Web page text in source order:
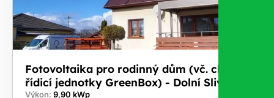
Fotovoltaika pro rodinný dům (vč. chytré
řídicí jednotky GreenBox) - Dolní Slivno
Výkon: 9,90 kWp